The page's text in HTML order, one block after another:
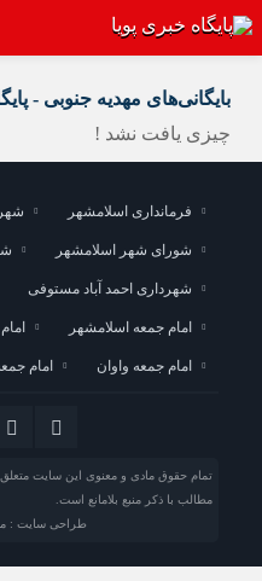
سروش
بایگانی‌های مهدیه جنوبی -
چیزی یافت نشد !
فرمانداری اسلامشهر
شورای شهر اسلامشهر
شهرداری احمد آباد مستوفی
امام جمعه اسلامشهر
امام جمعه واوان امام
تمام حقوق مادی و معنوی این سایت متعلق
مطالب با ذکر منبع بلامانع است.
طراحی سایت :